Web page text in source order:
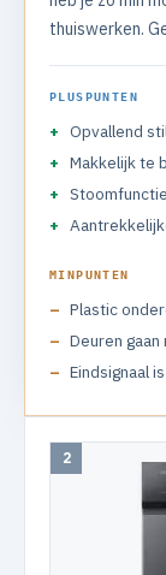
thuiswerken.
PLUSPUNTEN
Opvallend
Makkelijk te
MINPUNTEN
Plastic
Deuren
Eindsignaal
2